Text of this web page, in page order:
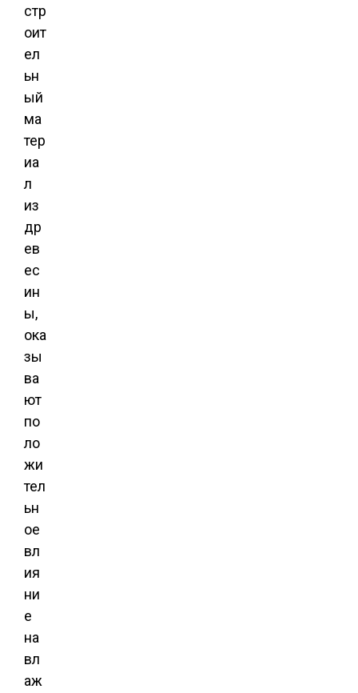
стр
оит
ел
ьн
ый
ма
тер
иа
л
из
др
ев
ес
ин
ы,
ока
зы
ва
ют
по
ло
жи
тел
ьн
ое
вл
ия
ни
е
на
вл
аж